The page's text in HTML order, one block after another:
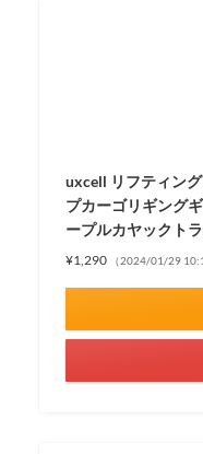
uxcell リフティン
プカーゴリギング
ープルカヤックト
¥1,290 （2024/01/29